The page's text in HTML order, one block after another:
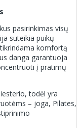
pasirinkimas visų
suteikia puikų
komfortą
danga garantuoja
į pratimų
todėl yra
– joga, Pilates,